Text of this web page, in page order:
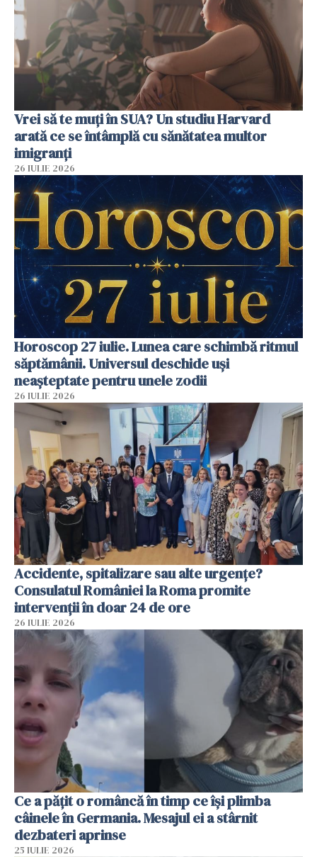
Vrei să te muți în SUA? Un studiu Harvard
arată ce se întâmplă cu sănătatea multor
imigranți
26 IULIE 2026
Horoscop 27 iulie. Lunea care schimbă ritmul
săptămânii. Universul deschide uși
neașteptate pentru unele zodii
26 IULIE 2026
Accidente, spitalizare sau alte urgențe?
Consulatul României la Roma promite
intervenții în doar 24 de ore
26 IULIE 2026
Ce a pățit o româncă în timp ce își plimba
câinele în Germania. Mesajul ei a stârnit
dezbateri aprinse
25 IULIE 2026